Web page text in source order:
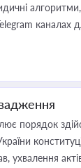
каналах
порядок
ухвалення